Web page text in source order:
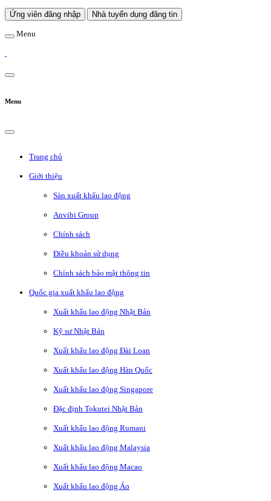
Ứng viên đăng nhập Nhà tuyển dụng đăng tin
Menu
Menu
Trang chủ
Giới thiệu
Sàn xuất khẩu lao động
Anvibi Group
Chính sách
Điều khoản sử dụng
Chính sách bảo mật thông tin
Quốc gia xuất khẩu lao động
Xuất khẩu lao động Nhật Bản
Kỹ sư Nhật Bản
Xuất khẩu lao động Đài Loan
Xuất khẩu lao động Hàn Quốc
Xuất khẩu lao động Singapore
Đặc định Tokutei Nhật Bản
Xuất khẩu lao động Rumani
Xuất khẩu lao động Malaysia
Xuất khẩu lao động Macao
Xuất khẩu lao động Áo